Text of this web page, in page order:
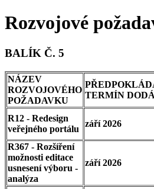
Rozvojové
BALÍK Č. 5
NÁZEV
ROZVOJOVÉHO
POŽADAVKU
TERMÍN
R12 - Redesign
veřejného portálu
září 2026
R367 - Rozšíření
možnosti editace
usnesení výboru -
analýza
září 2026